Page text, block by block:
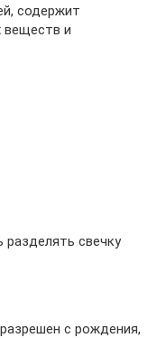
содержит
веществ и
свечку
с рождения,